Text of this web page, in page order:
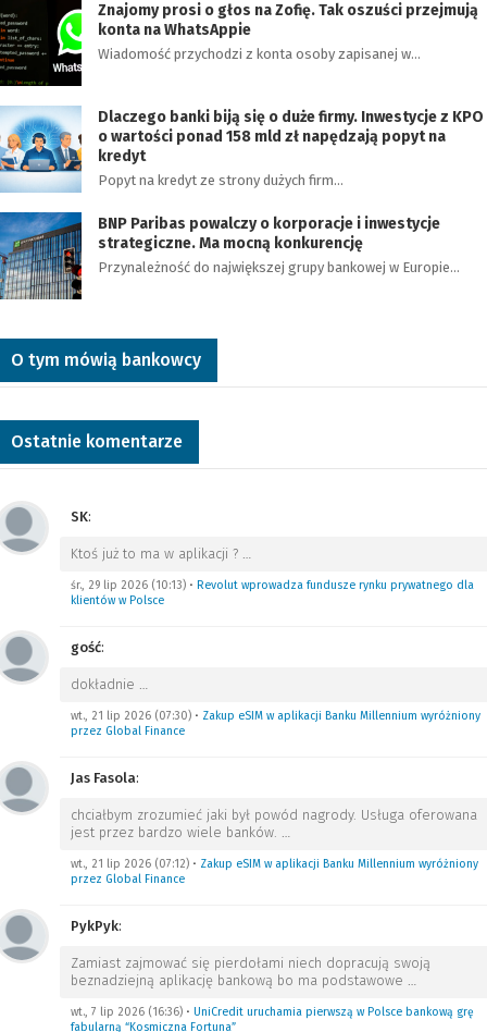
Znajomy prosi o głos na Zofię. Tak oszuści przejmują
konta na WhatsAppie
Wiadomość przychodzi z konta osoby zapisanej w…
Dlaczego banki biją się o duże firmy. Inwestycje z KPO
o wartości ponad 158 mld zł napędzają popyt na
kredyt
Popyt na kredyt ze strony dużych firm…
BNP Paribas powalczy o korporacje i inwestycje
strategiczne. Ma mocną konkurencję
Przynależność do największej grupy bankowej w Europie…
O tym mówią bankowcy
Ostatnie komentarze
SK:
Ktoś już to ma w aplikacji ? …
śr., 29 lip 2026 (10:13) • Revolut wprowadza fundusze rynku prywatnego dla
klientów w Polsce
gość:
dokładnie …
wt., 21 lip 2026 (07:30) • Zakup eSIM w aplikacji Banku Millennium wyróżniony
przez Global Finance
Jas Fasola:
chciałbym zrozumieć jaki był powód nagrody. Usługa oferowana
jest przez bardzo wiele banków. …
wt., 21 lip 2026 (07:12) • Zakup eSIM w aplikacji Banku Millennium wyróżniony
przez Global Finance
PykPyk:
Zamiast zajmować się pierdołami niech dopracują swoją
beznadziejną aplikację bankową bo ma podstawowe …
wt., 7 lip 2026 (16:36) • UniCredit uruchamia pierwszą w Polsce bankową grę
fabularną “Kosmiczna Fortuna”